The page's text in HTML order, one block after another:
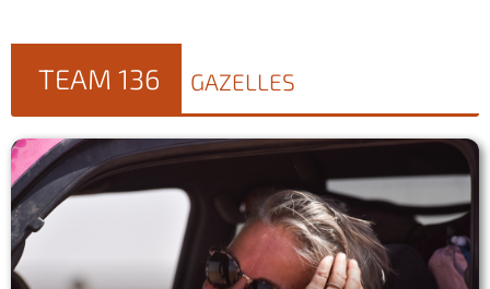
TEAM 136 GAZELLES